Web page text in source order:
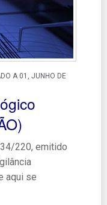
A 01, JUNHO DE
220, emitido
aqui se